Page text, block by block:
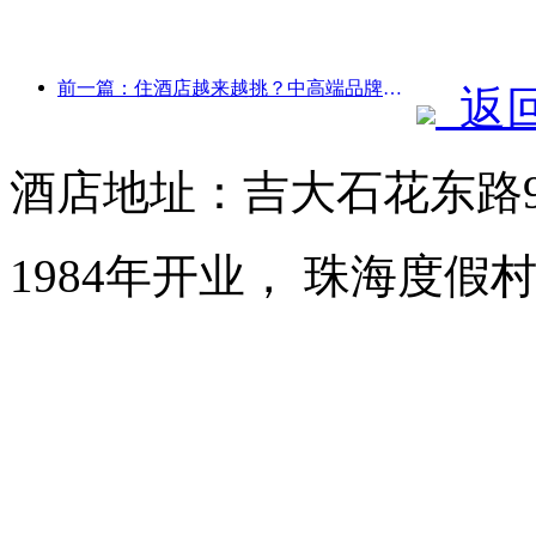
前一篇：住酒店越来越挑？中高端品牌都在“抠”细节
返
酒店地址：吉大石花东
1984年开业， 珠海度